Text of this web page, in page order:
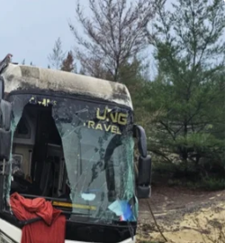
tím mùa
Đồng ở
giúp người
hóa bản